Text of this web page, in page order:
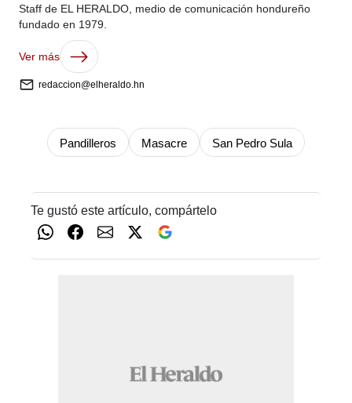
Staff de EL HERALDO, medio de comunicación hondureño
fundado en 1979.
Ver más
redaccion@elheraldo.hn
Pandilleros Masacre San Pedro Sula
Te gustó este artículo, compártelo